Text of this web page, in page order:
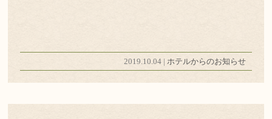
2019.10.04 | ホテルからのお知らせ